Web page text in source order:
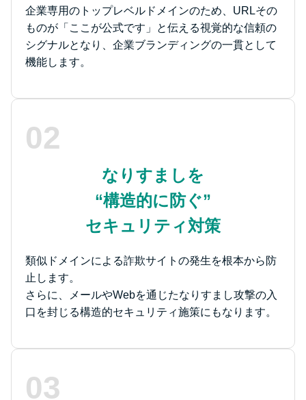
企業専用のトップレベルドメインのため、URLその
ものが「ここが公式です」と伝える視覚的な信頼の
シグナルとなり、企業ブランディングの一貫として
機能します。
02
なりすましを
“構造的に防ぐ”
セキュリティ対策
類似ドメインによる詐欺サイトの発生を根本から防
止します。
さらに、メールやWebを通じたなりすまし攻撃の入
口を封じる構造的セキュリティ施策にもなります。
03